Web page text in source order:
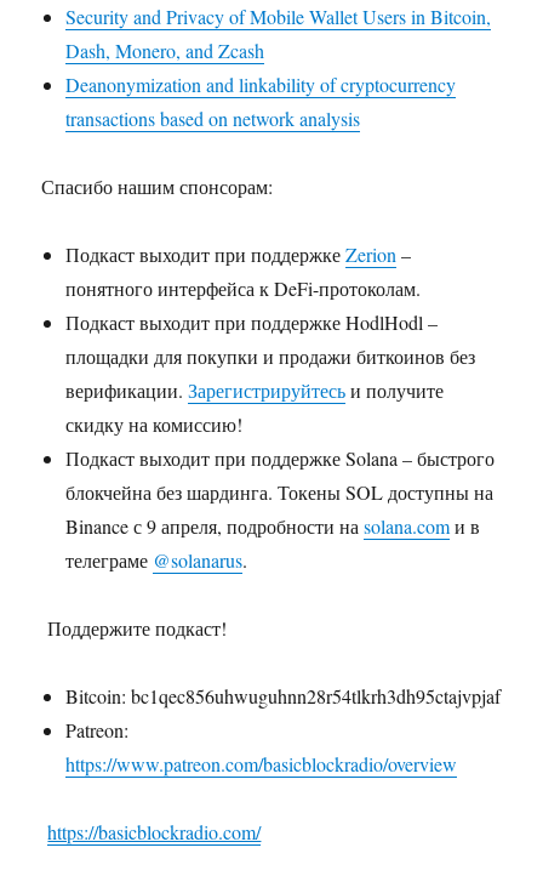
Security and Privacy of Mobile Wallet Users in Bitcoin,
Dash, Monero, and Zcash
Deanonymization and linkability of cryptocurrency
transactions based on network analysis
Спасибо нашим спонсорам:
Подкаст выходит при поддержкеZerion –
понятного интерфейса к DeFi-протоколам.
Подкаст выходит при поддержке HodlHodl –
площадки для покупки и продажи биткоинов без
верификации.Зарегистрируйтесьи получите
скидку на комиссию!
Подкаст выходит при поддержке Solana – быстрого
блокчейна без шардинга. Токены SOL доступны на
Binance с 9 апреля, подробности наsolana.comи в
телеграме @solanarus.
Поддержите подкаст!
Bitcoin: bc1qec856uhwuguhnn28r54tlkrh3dh95ctajvpjaf
Patreon:
https://www.patreon.com/basicblockradio/overview
https://basicblockradio.com/